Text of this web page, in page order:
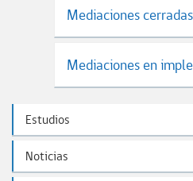
Mediaciones cerradas
Mediaciones en
Estudios
Noticias